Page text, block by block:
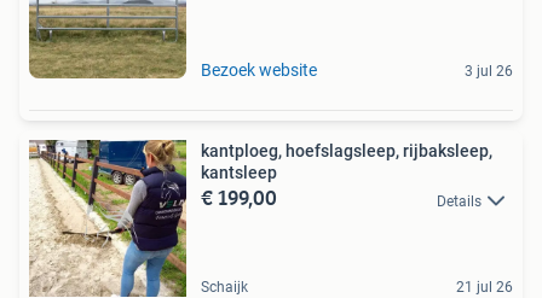
Bezoek website 3 jul 26
kantploeg, hoefslagsleep, rijbaksleep,
kantsleep
€ 199,00 Details
Schaijk 21 jul 26